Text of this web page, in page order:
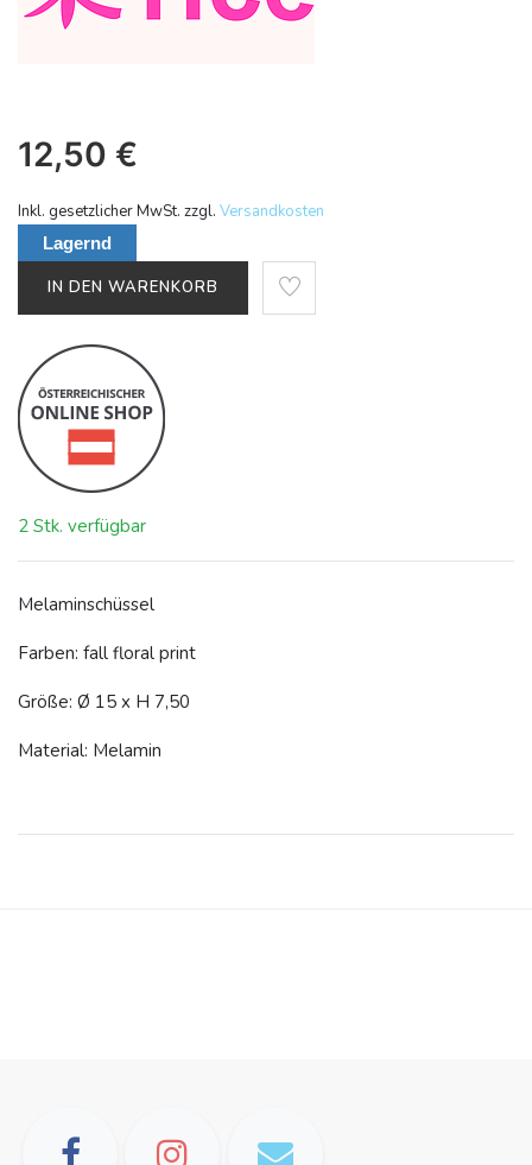
12,50 €
Inkl. gesetzlicher MwSt. zzgl. Versandkosten
Lagernd
IN DEN WARENKORB
2 Stk. verfügbar
Melaminschüssel
Farben: fall floral print
Größe: Ø 15 x H 7,50
Material: Melamin